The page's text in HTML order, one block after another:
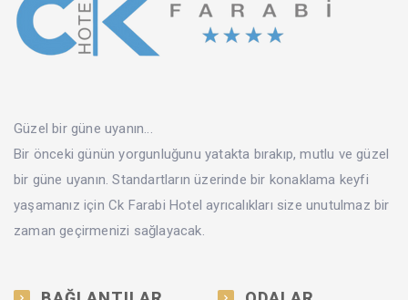
Güzel bir güne uyanın...
Bir önceki günün yorgunluğunu yatakta bırakıp, mutlu ve güzel
bir güne uyanın. Standartların üzerinde bir konaklama keyfi
yaşamanız için Ck Farabi Hotel ayrıcalıkları size unutulmaz bir
zaman geçirmenizi sağlayacak.